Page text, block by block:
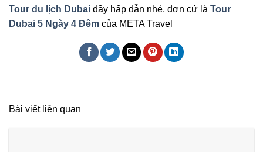
Tour du lịch Dubai đầy hấp dẫn nhé, đơn cử là Tour
Dubai 5 Ngày 4 Đêm của META Travel
Bài viết liên quan